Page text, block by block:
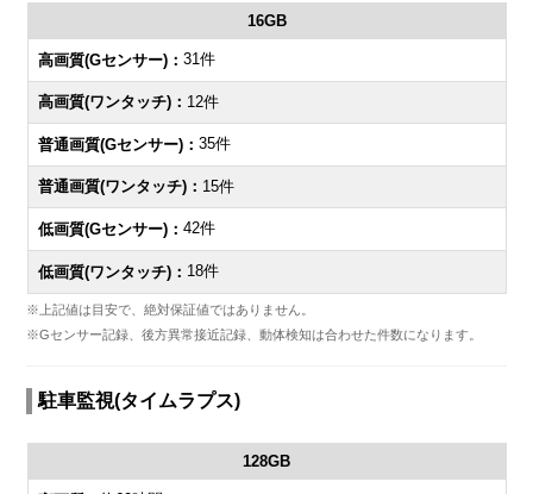
16GB
31件
12件
35件
15件
42件
18件
※上記値は目安で、絶対保証値ではありません。
※Gセンサー記録、後方異常接近記録、動体検知は合わせた件数になります。
駐車監視(タイムラプス)
128GB